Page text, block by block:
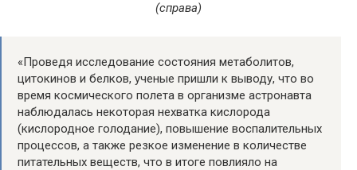
(справа)
«Проведя исследование состояния метаболитов,
цитокинов и белков, ученые пришли к выводу, что во
время космического полета в организме астронавта
наблюдалась некоторая нехватка кислорода
(кислородное голодание), повышение воспалительных
процессов, а также резкое изменение в количестве
питательных веществ, что в итоге повлияло на